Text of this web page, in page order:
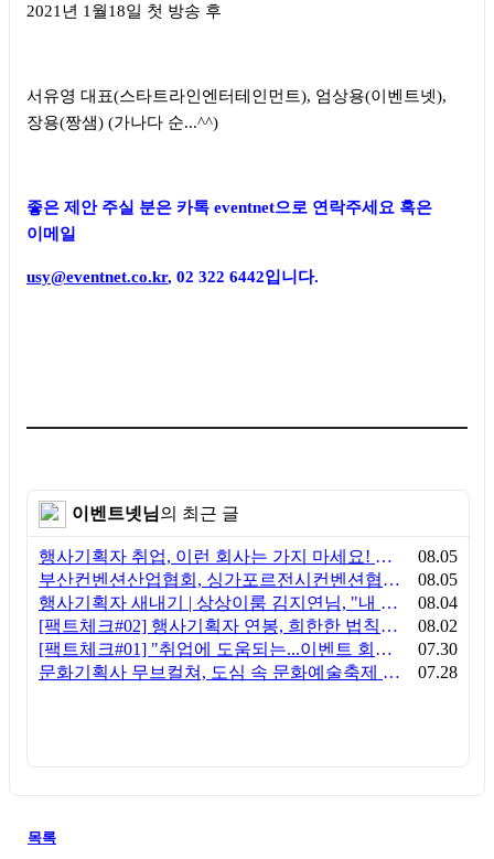
2021 년 1 월18일 첫 방송 후
서유영 대표(스타트라인엔터테인먼트), 엄상용(이벤트넷),
장용(짱샘) (가나다 순...^^)
좋은 제안 주실 분은 카톡 eventnet으로 연락주세요 혹은
이메일
usy@eventnet.co.kr, 02 322 6442입니다.
이벤트넷님의 최근 글
행사기획자 취업, 이런 회사는 가지 마세요! 신입이 꼭 알아야 할 5가지 기준[이벤트산업 팩트체크#3]
08.05
부산컨벤션산업협회, 싱가포르전시컨벤션협회(SACEOS)와 업무협약 체결… 아시아 마이스 협력 확대
08.05
행사기획자 새내기 | 상상이룸 김지연님, "내 맘대로, 내 뜻대로 행사를 만든다
08.04
[팩트체크#02] 행사기획자 연봉, 희한한 법칙~ '첨에는 비실, 3년만 지나면 튼실'
08.02
[팩트체크#01] "취업에 도움되는...이벤트 회사, 어떻게 구분할까?"… 1인당 매출 '3억 원'의 법칙
07.30
문화기획사 무브컬쳐, 도심 속 문화예술축제 ‘서초 클래식 테마파크: 봄밤의 클래식’ 성공적 연출
07.28
목록